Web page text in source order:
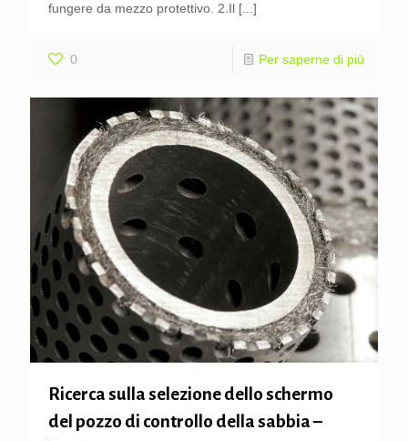
fungere da mezzo protettivo. 2.Il [...]
0 Per saperne di più
Ricerca sulla selezione dello schermo
del pozzo di controllo della sabbia –